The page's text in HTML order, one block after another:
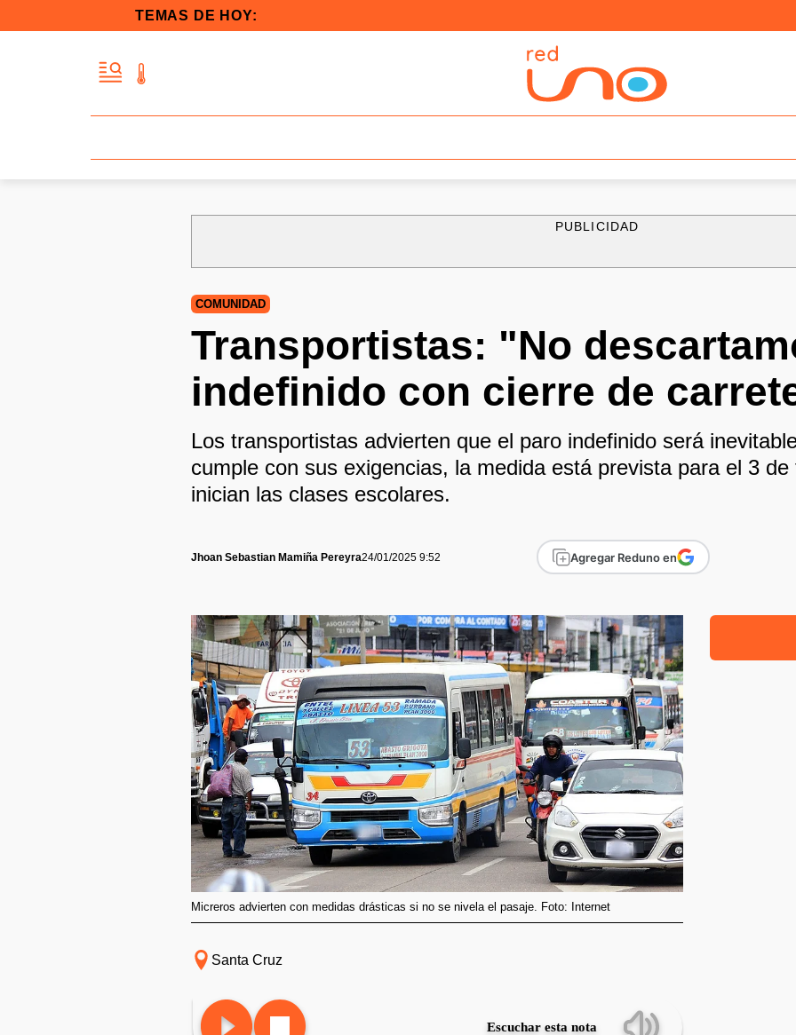
TEMAS DE HOY:
PUBLICIDAD
COMUNIDAD
Transportistas: "No
indefinido con cierre de
Los transportistas advierten que el paro indefinido será
cumple con sus exigencias, la medida está prevista para el 3
inician las clases escolares.
Jhoan Sebastian Mamiña Pereyra24/01/2025 9:52 Agregar Reduno en
Micreros advierten con medidas drásticas si no se nivela el pasaje. Foto: Internet
Santa Cruz
Escuchar esta nota